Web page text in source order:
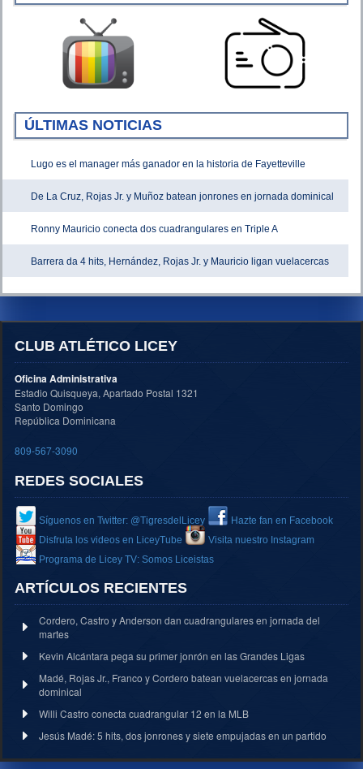
ÚLTIMAS NOTICIAS
Lugo es el manager más ganador en la historia de Fayetteville
De La Cruz, Rojas Jr. y Muñoz batean jonrones en jornada dominical
Ronny Mauricio conecta dos cuadrangulares en Triple A
Barrera da 4 hits, Hernández, Rojas Jr. y Mauricio ligan vuelacercas
CLUB ATLÉTICO LICEY
Oficina Administrativa
Estadio Quisqueya, Apartado Postal 1321
Santo Domingo
República Dominicana
809-567-3090
REDES SOCIALES
Síguenos en Twitter: @TigresdelLicey
Hazte fan en Facebook
Disfruta los videos en LiceyTube
Visita nuestro Instagram
Programa de Licey TV: Somos Liceistas
ARTÍCULOS RECIENTES
Cordero, Castro y Anderson dan cuadrangulares en jornada del
martes
Kevin Alcántara pega su primer jonrón en las Grandes Ligas
Madé, Rojas Jr., Franco y Cordero batean vuelacercas en jornada
dominical
Willi Castro conecta cuadrangular 12 en la MLB
Jesús Madé: 5 hits, dos jonrones y siete empujadas en un partido